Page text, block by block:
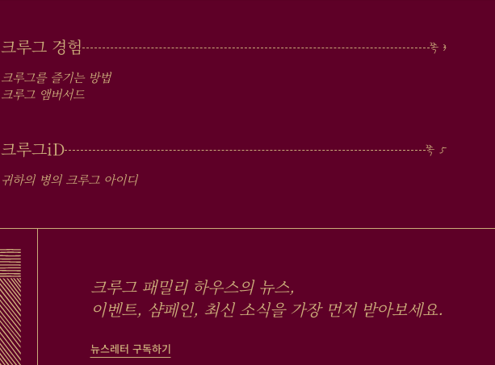
크루그 경험
크루그를 즐기는 방법
크루그 앰버서드
크루그iD
귀하의 병의 크루그 아이디
크루그 패밀리 하우스의 뉴스,
이벤트, 샴페인, 최신 소식을 가장 먼저 받아보세요.
뉴스레터 구독하기